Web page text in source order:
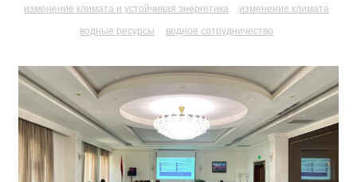
изменение климата и устойчивая энергетика
изменение климата
водные ресурсы
водное сотрудничество